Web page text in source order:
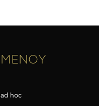
ΜΕΝΟΥ
ad hoc